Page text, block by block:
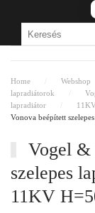
Fő tartalom
Home Webshop
lapradiátorok
lapradiátor
Vonova beépített
Vogel &
szelepes
11KV